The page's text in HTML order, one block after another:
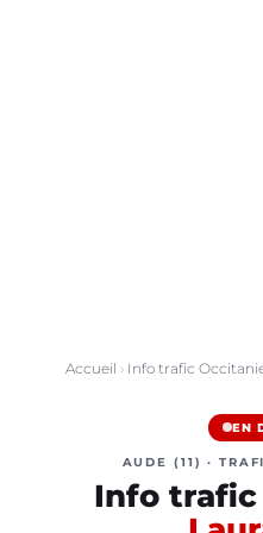
Accueil › Info trafic
EN
AUDE (11) ·
Info trafic